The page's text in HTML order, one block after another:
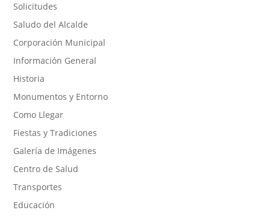
Solicitudes
Saludo del Alcalde
Corporación Municipal
Información General
Historia
Monumentos y Entorno
Como Llegar
Fiestas y Tradiciones
Galería de Imágenes
Centro de Salud
Transportes
Educación